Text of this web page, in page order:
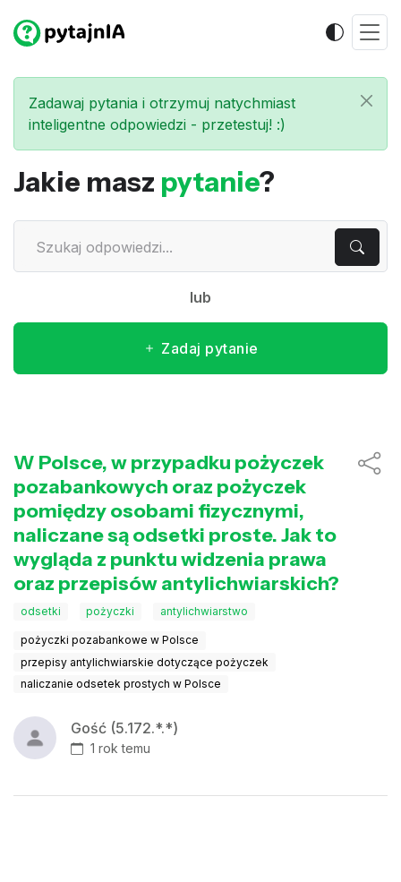
Zadawaj pytania i otrzymuj natychmiast
inteligentne odpowiedzi - przetestuj! :)
Jakie masz pytanie?
lub
Zadaj pytanie
W Polsce, w przypadku pożyczek
pozabankowych oraz pożyczek
pomiędzy osobami fizycznymi,
naliczane są odsetki proste. Jak to
wygląda z punktu widzenia prawa
oraz przepisów antylichwiarskich?
odsetki pożyczki antylichwiarstwo
pożyczki pozabankowe w Polsce
przepisy antylichwiarskie dotyczące pożyczek
naliczanie odsetek prostych w Polsce
Gość (5.172.*.*)
1 rok temu